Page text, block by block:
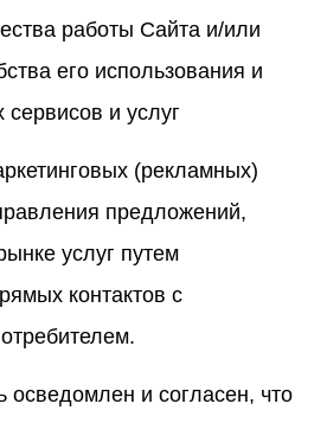
работы Сайта и/или
его использования и
сервисов и услуг
(рекламных)
предложений,
услуг путем
контактов с
осведомлен и согласен, что